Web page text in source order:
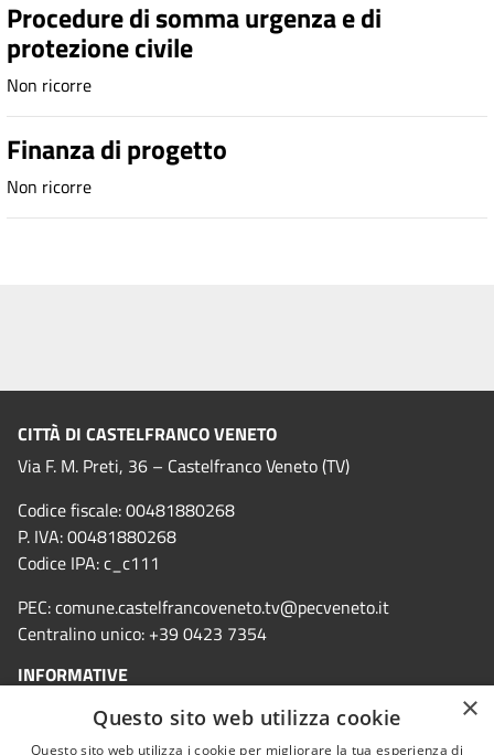
Procedure di somma urgenza e di
protezione civile
Non ricorre
Finanza di progetto
Non ricorre
CITTÀ DI CASTELFRANCO VENETO
Via F. M. Preti, 36 – Castelfranco Veneto (TV)
Codice fiscale: 00481880268
P. IVA: 00481880268
Codice IPA: c_c111
PEC:comune.castelfrancoveneto.tv@pecveneto.it
Centralino unico: +39 0423 7354
INFORMATIVE
Informativa privacy
×
Questo sito web utilizza cookie
Questo sito web utilizza i cookie per migliorare la tua esperienza di